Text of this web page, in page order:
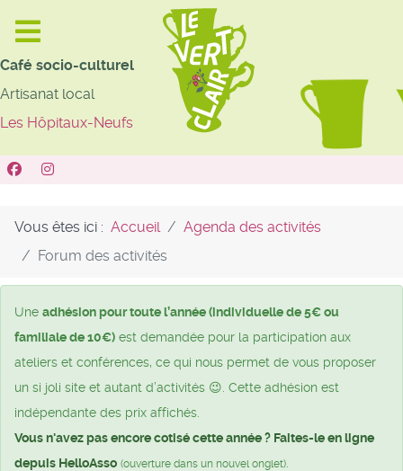
Café socio-culturel
Artisanat local
Les Hôpitaux-Neufs
Vous êtes ici : Accueil
Agenda des activités
Forum des activités
Une adhésion pour toute l’année (individuelle de 5€ ou
familiale de 10€) est demandée pour la participation aux
ateliers et conférences, ce qui nous permet de vous proposer
un si joli site et autant d’activités 😉. Cette adhésion est
indépendante des prix affichés.
Vous n'avez pas encore cotisé cette année ? Faites-le en ligne
depuis HelloAsso (ouverture dans un nouvel onglet)